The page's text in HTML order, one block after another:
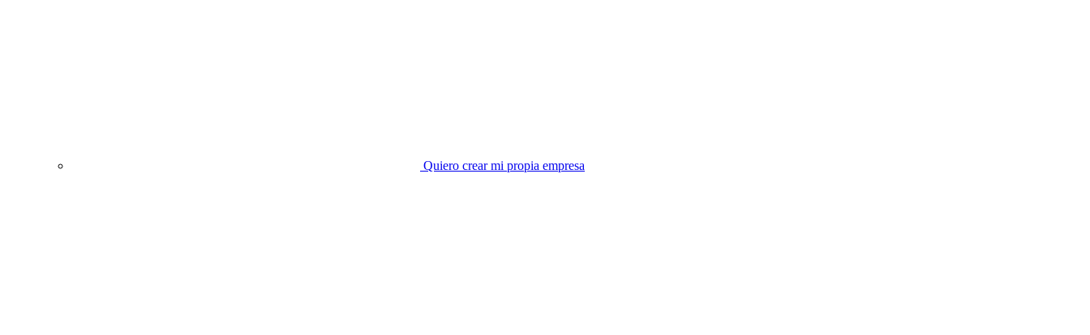
Quiero crear mi propia empresa